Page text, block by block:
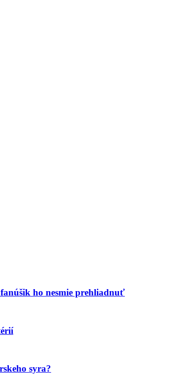
ho nesmie prehliadnuť
syra?